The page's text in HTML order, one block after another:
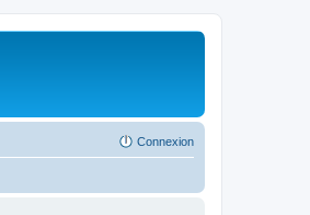
Connexion